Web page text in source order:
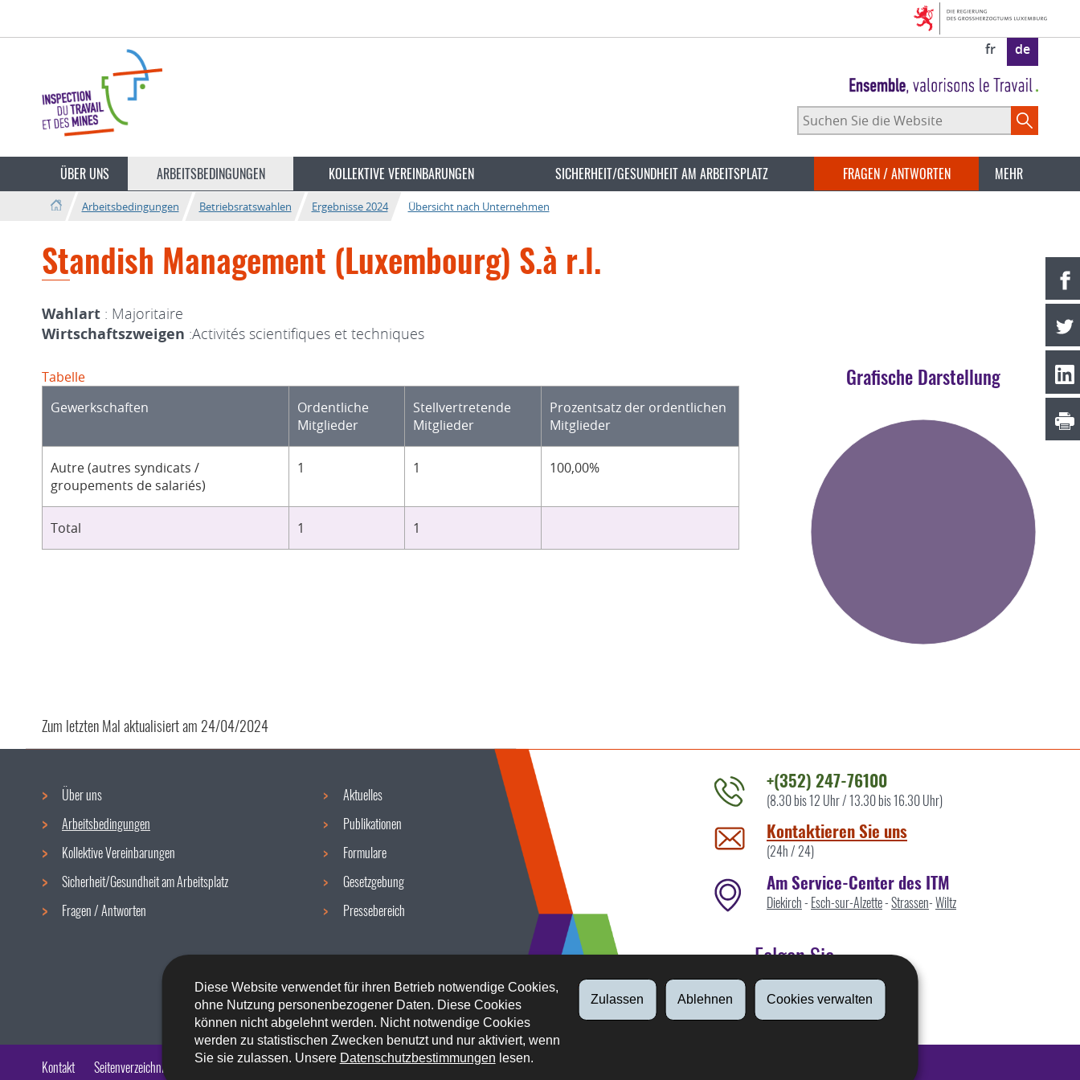
Diese Website verwendet für ihren Betrieb notwendige Cookies,
ohne Nutzung personenbezogener Daten. Diese Cookies
können nicht abgelehnt werden. Nicht notwendige Cookies
werden zu statistischen Zwecken benutzt und nur aktiviert, wenn
Sie sie zulassen. Unsere Datenschutzbestimmungen lesen.
Zulassen Ablehnen Cookies verwalten
wechseln
fr de
Suchen
Sie
Website
ÜBER UNS ARBEITSBEDINGUNGEN KOLLEKTIVE VEREINBARUNGEN SICHERHEIT/GESUNDHEIT AM ARBEITSPLATZ FRAGEN / ANTWORTEN MEHR
Arbeitsbedingungen Betriebsratswahlen Ergebnisse 2024 Übersicht nach Unternehmen
Standish Management (Luxembourg) S.à r.l.
Wahlart : Majoritaire
Wirtschaftszweigen :Activités scientifiques et techniques
Tabelle
Gewerkschaften
Ordentliche
Mitglieder
Stellvertretende
Mitglieder
Prozentsatz der ordentlichen
Mitglieder
Autre (autres syndicats /
groupements de salariés)
1 1 100,00%
Total 1 1
Grafische Darstellung
Zum letzten Mal aktualisiert am 24/04/2024
Navigationsmenü
Über uns
Arbeitsbedingungen
Kollektive Vereinbarungen
Sicherheit/Gesundheit am Arbeitsplatz
Fragen / Antworten
Aktuelles
Publikationen
Formulare
Gesetzgebung
Pressebereich
Kontaktieren
Sie
uns
+(352) 247-76100
(8.30 bis 12 Uhr / 13.30 bis 16.30 Uhr)
Kontaktieren Sie uns
(24h / 24)
Am Service-Center des ITM
Diekirch- Esch-sur-Alzette-Strassen-Wiltz
Folgen Sie
Linkedin
Kontakt Seitenverzeichnis Impressum Barrierefreiheit Rechtliche Aspekte Datenschutz